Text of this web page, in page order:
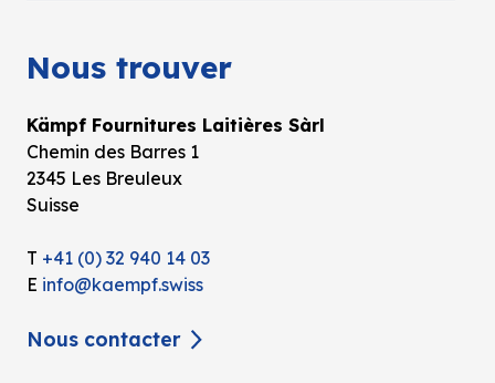
Nous trouver
Kämpf Fournitures Laitières Sàrl
Chemin des Barres 1
2345 Les Breuleux
Suisse
T +41 (0) 32 940 14 03
E info@kaempf.swiss
Nous contacter